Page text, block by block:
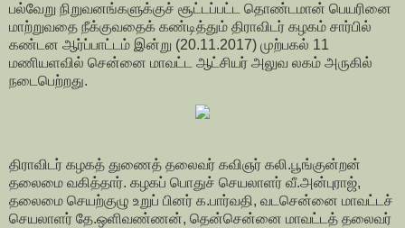
பல்வேறு நிறுவனங்களுக்குச் சூட்டப்பட்ட தொண்டமான் பெயரினை
மாற்றுவதை நீக்குவதைக் கண்டித்தும் திராவிடர் கழகம் சார்பில்
கண்டன ஆர்ப்பாட்டம் இன்று (20.11.2017) முற்பகல் 11
மணியளவில் சென்னை மாவட்ட ஆட்சியர் அலுவ லகம் அருகில்
நடைபெற்றது.
திராவிடர் கழகத் துணைத் தலைவர் கவிஞர் கலி.பூங்குன்றன்
தலைமை வகித்தார். கழகப் பொதுச் செயலாளர் வீ.அன்புராஜ்,
தலைமை செயற்குழு உறுப் பினர் க.பார்வதி, வடசென்னை மாவட்டச்
செயலாளர் தே.ஒளிவண்ணன், தென்சென்னை மாவட்டத் தலைவர்